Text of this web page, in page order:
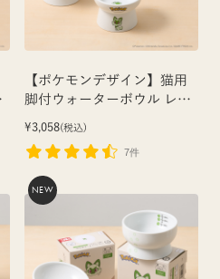
【ポケモンデザイン】猫用
脚付ウォーターボウル レギ
¥3,058(税込)
7件
NEW